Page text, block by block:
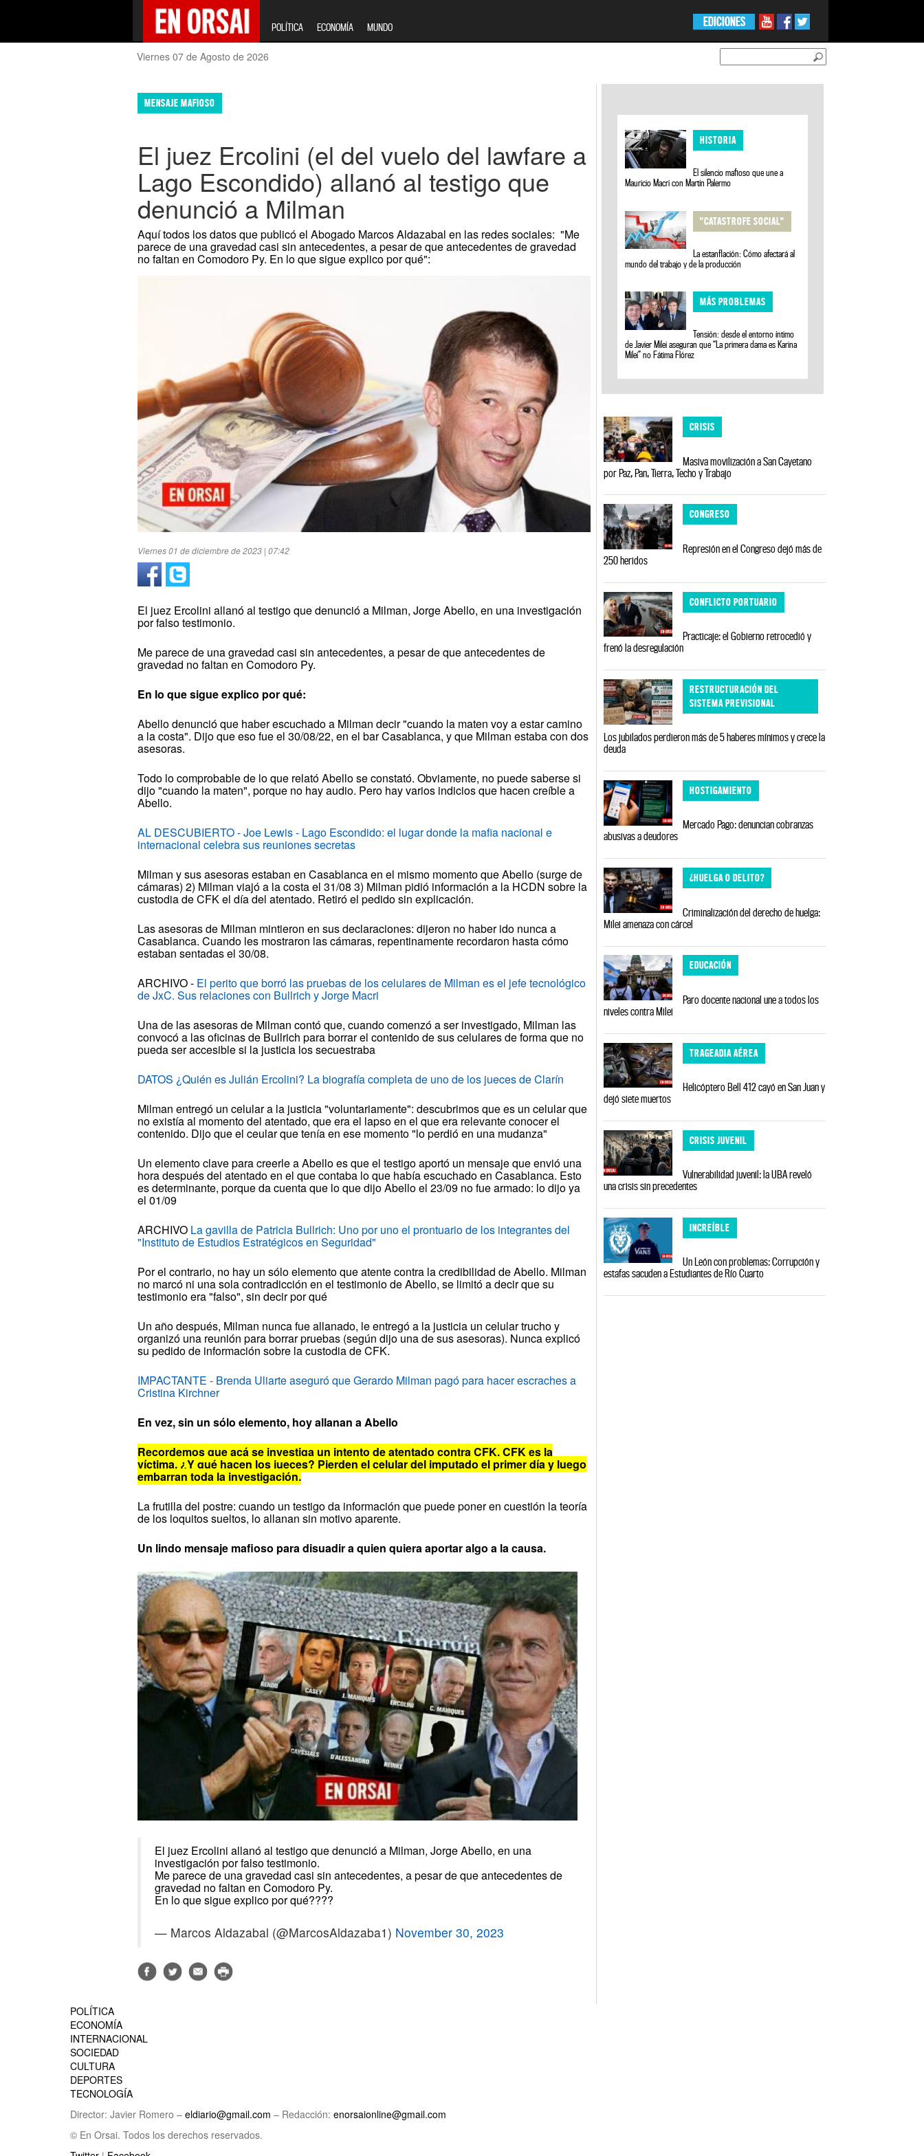
POLÍTICA ECONOMÍA MUNDO EDICIONES
Viernes 07 de Agosto de 2026
MENSAJE MAFIOSO
El juez Ercolini (el del vuelo del lawfare a
Lago Escondido) allanó al testigo que
denunció a Milman
Aquí todos los datos que publicó el Abogado Marcos Aldazabal en las redes sociales: "Me
parece de una gravedad casi sin antecedentes, a pesar de que antecedentes de gravedad
no faltan en Comodoro Py. En lo que sigue explico por qué":
Viernes 01 de diciembre de 2023 | 07:42
El juez Ercolini allanó al testigo que denunció a Milman, Jorge Abello, en una investigación
por falso testimonio.
Me parece de una gravedad casi sin antecedentes, a pesar de que antecedentes de
gravedad no faltan en Comodoro Py.
En lo que sigue explico por qué:
Abello denunció que haber escuchado a Milman decir "cuando la maten voy a estar camino
a la costa". Dijo que eso fue el 30/08/22, en el bar Casablanca, y que Milman estaba con dos
asesoras.
Todo lo comprobable de lo que relató Abello se constató. Obviamente, no puede saberse si
dijo "cuando la maten", porque no hay audio. Pero hay varios indicios que hacen creíble a
Abello.
AL DESCUBIERTO - Joe Lewis - Lago Escondido: el lugar donde la mafia nacional e
internacional celebra sus reuniones secretas
Milman y sus asesoras estaban en Casablanca en el mismo momento que Abello (surge de
cámaras) 2) Milman viajó a la costa el 31/08 3) Milman pidió información a la HCDN sobre la
custodia de CFK el día del atentado. Retiró el pedido sin explicación.
Las asesoras de Milman mintieron en sus declaraciones: dijeron no haber ido nunca a
Casablanca. Cuando les mostraron las cámaras, repentinamente recordaron hasta cómo
estaban sentadas el 30/08.
ARCHIVO - El perito que borró las pruebas de los celulares de Milman es el jefe tecnológico
de JxC. Sus relaciones con Bullrich y Jorge Macri
Una de las asesoras de Milman contó que, cuando comenzó a ser investigado, Milman las
convocó a las oficinas de Bullrich para borrar el contenido de sus celulares de forma que no
pueda ser accesible si la justicia los secuestraba
DATOS ¿Quién es Julián Ercolini? La biografía completa de uno de los jueces de Clarín
Milman entregó un celular a la justicia "voluntariamente": descubrimos que es un celular que
no existía al momento del atentado, que era el lapso en el que era relevante conocer el
contenido. Dijo que el ceular que tenía en ese momento "lo perdió en una mudanza"
Un elemento clave para creerle a Abello es que el testigo aportó un mensaje que envió una
hora después del atentado en el que contaba lo que había escuchado en Casablanca. Esto
es determinante, porque da cuenta que lo que dijo Abello el 23/09 no fue armado: lo dijo ya
el 01/09
ARCHIVO La gavilla de Patricia Bullrich: Uno por uno el prontuario de los integrantes del
"Instituto de Estudios Estratégicos en Seguridad"
Por el contrario, no hay un sólo elemento que atente contra la credibilidad de Abello. Milman
no marcó ni una sola contradicción en el testimonio de Abello, se limitó a decir que su
testimonio era "falso", sin decir por qué
Un año después, Milman nunca fue allanado, le entregó a la justicia un celular trucho y
organizó una reunión para borrar pruebas (según dijo una de sus asesoras). Nunca explicó
su pedido de información sobre la custodia de CFK.
IMPACTANTE - Brenda Uliarte aseguró que Gerardo Milman pagó para hacer escraches a
Cristina Kirchner
En vez, sin un sólo elemento, hoy allanan a Abello
Recordemos que acá se investiga un intento de atentado contra CFK. CFK es la
víctima. ¿Y qué hacen los jueces? Pierden el celular del imputado el primer día y luego
embarran toda la investigación.
La frutilla del postre: cuando un testigo da información que puede poner en cuestión la teoría
de los loquitos sueltos, lo allanan sin motivo aparente.
Un lindo mensaje mafioso para disuadir a quien quiera aportar algo a la causa.
El juez Ercolini allanó al testigo que denunció a Milman, Jorge Abello, en una
investigación por falso testimonio.
Me parece de una gravedad casi sin antecedentes, a pesar de que antecedentes de
gravedad no faltan en Comodoro Py.
En lo que sigue explico por qué????
— Marcos Aldazabal (@MarcosAldazaba1) November 30, 2023
HISTORIA
El silencio mafioso que une a
Mauricio Macri con Martín Palermo
"CATASTROFE SOCIAL"
La estanflación: Cómo afectará al
mundo del trabajo y de la producción
MÁS PROBLEMAS
Tensión: desde el entorno íntimo
de Javier Milei aseguran que “La primera dama es Karina
Milei” no Fátima Flórez
CRISIS
Masiva movilización a San Cayetano
por Paz, Pan, Tierra, Techo y Trabajo
CONGRESO
Represión en el Congreso dejó más de
250 heridos
CONFLICTO PORTUARIO
Practicaje: el Gobierno retrocedió y
frenó la desregulación
RESTRUCTURACIÓN DEL
SISTEMA PREVISIONAL
Los jubilados perdieron más de 5 haberes mínimos y crece la
deuda
HOSTIGAMIENTO
Mercado Pago: denuncian cobranzas
abusivas a deudores
¿HUELGA O DELITO?
Criminalización del derecho de huelga:
Milei amenaza con cárcel
EDUCACIÓN
Paro docente nacional une a todos los
niveles contra Milei
TRAGEADIA AÉREA
Helicóptero Bell 412 cayó en San Juan y
dejó siete muertos
CRISIS JUVENIL
Vulnerabilidad juvenil: la UBA reveló
una crisis sin precedentes
INCREÍBLE
Un León con problemas: Corrupción y
estafas sacuden a Estudiantes de Río Cuarto
POLÍTICA
ECONOMÍA
INTERNACIONAL
SOCIEDAD
CULTURA
DEPORTES
TECNOLOGÍA
Director: Javier Romero – eldiario@gmail.com – Redacción: enorsaionline@gmail.com
© En Orsai. Todos los derechos reservados.